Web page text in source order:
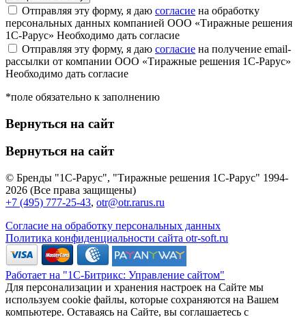
Отправляя эту форму, я даю согласие на обработку
персональных данных компанией ООО «Тиражные решения
1С-Рарус» Необходимо дать согласие
Отправляя эту форму, я даю согласие на получение email-
рассылки от компании ООО «Тиражные решения 1С-Рарус»
Необходимо дать согласие
*поле обязательно к заполнению
Вернуться на сайт
Вернуться на сайт
© Бренды "1С-Рарус", "Тиражные решения 1С-Рарус" 1994-
2026 (Все права защищены)
+7 (495) 777-25-43, otr@otr.rarus.ru
Согласие на обработку персональных данных
Политика конфиденциальности сайта otr-soft.ru
Работает на "1С-Битрикс: Управление сайтом"
Для персонализации и хранения настроек на Сайте мы
используем cookie файлы, которые сохраняются на Вашем
компьютере. Оставаясь на Сайте, вы соглашаетесь с